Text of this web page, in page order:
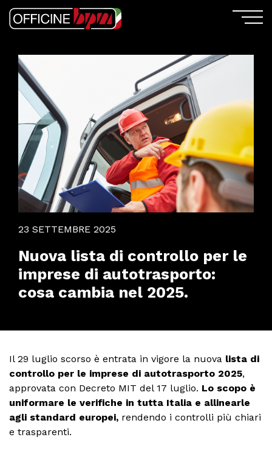
23 SETTEMBRE 2025
Nuova lista di controllo per le
imprese di autotrasporto:
cosa cambia nel 2025.
Il 29 luglio scorso è entrata in vigore la nuova lista di
controllo per le imprese di autotrasporto 2025,
approvata con Decreto MIT del 17 luglio. Lo scopo è
uniformare le verifiche in tutta Italia e allinearle
agli standard europei, rendendo i controlli più chiari
e trasparenti.